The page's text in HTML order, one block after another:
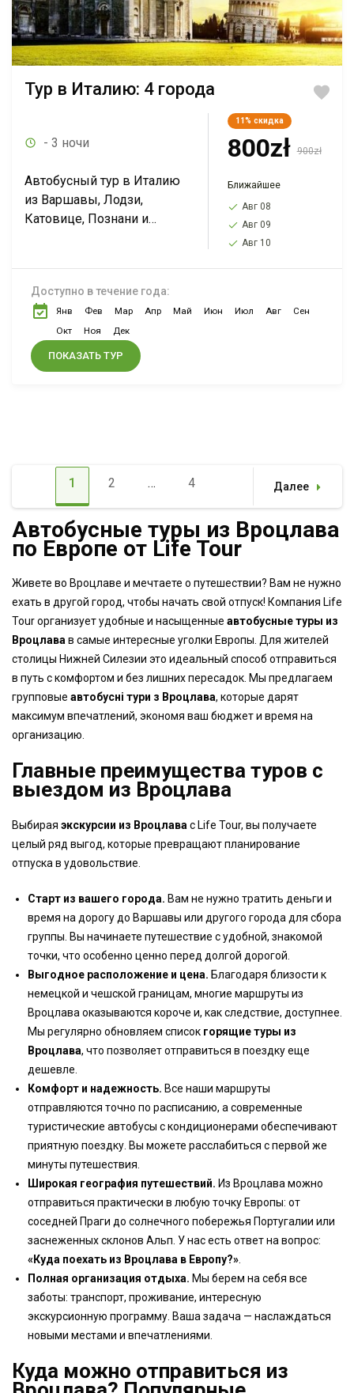
Тур в Италию: 4 города
- 3 ночи
Автобусный тур в Италию
из Варшавы, Лодзи,
Катовице, Познани и
11% скидка
800zł 900zł
Ближайшее
Авг 08
Авг 09
Авг 10
Доступно в течение года:
Янв Фев Мар Апр Май Июн Июл Авг
Сен
Окт
Ноя Дек
ПОКАЗАТЬ ТУР
Пагинация
записей
1 2 … 4 Далее
Автобусные туры из Вроцлава
по Европе от Life Tour
Живете во Вроцлаве и мечтаете о путешествии? Вам не нужно
ехать в другой город, чтобы начать свой отпуск! Компания Life
Tour организует удобные и насыщенные автобусные туры из
Вроцлава в самые интересные уголки Европы. Для жителей
столицы Нижней Силезии это идеальный способ отправиться
в путь с комфортом и без лишних пересадок. Мы предлагаем
групповые автобусні тури з Вроцлава, которые дарят
максимум впечатлений, экономя ваш бюджет и время на
организацию.
Главные преимущества туров с
выездом из Вроцлава
Выбирая экскурсии из Вроцлавас Life Tour, вы получаете
целый ряд выгод, которые превращают планирование
отпуска в удовольствие.
Старт из вашего города. Вам не нужно тратить деньги и
время на дорогу до Варшавы или другого города для сбора
группы. Вы начинаете путешествие с удобной, знакомой
точки, что особенно ценно перед долгой дорогой.
Выгодное расположение и цена. Благодаря близости к
немецкой и чешской границам, многие маршруты из
Вроцлава оказываются короче и, как следствие, доступнее.
Мы регулярно обновляем список горящие туры из
Вроцлава, что позволяет отправиться в поездку еще
дешевле.
Комфорт и надежность. Все наши маршруты
отправляются точно по расписанию, а современные
туристические автобусы с кондиционерами обеспечивают
приятную поездку. Вы можете расслабиться с первой же
минуты путешествия.
Широкая география путешествий. Из Вроцлава можно
отправиться практически в любую точку Европы: от
соседней Праги до солнечного побережья Португалии или
заснеженных склонов Альп. У нас есть ответ на вопрос:
«Куда поехать из Вроцлава в Европу?».
Полная организация отдыха. Мы берем на себя все
заботы: транспорт, проживание, интересную
экскурсионную программу. Ваша задача — наслаждаться
новыми местами и впечатлениями.
Куда можно отправиться из